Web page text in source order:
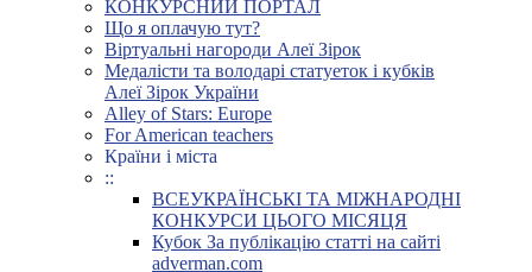
КОНКУРСНИЙ ПОРТАЛ
Що я оплачую тут?
Віртуальні нагороди Алеї Зірок
Медалісти та володарі статуеток і кубків
Алеї Зірок України
Alley of Stars: Europe
For American teachers
Країни і міста
::
ВСЕУКРАЇНСЬКІ ТА МІЖНАРОДНІ
КОНКУРСИ ЦЬОГО МІСЯЦЯ
Кубок За публікацію статті на сайті
adverman.com